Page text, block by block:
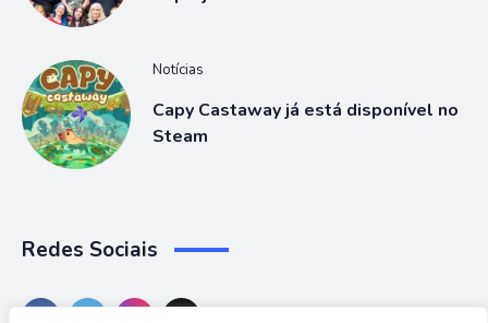
Notícias
Capy Castaway já está disponível no
Steam
Redes Sociais